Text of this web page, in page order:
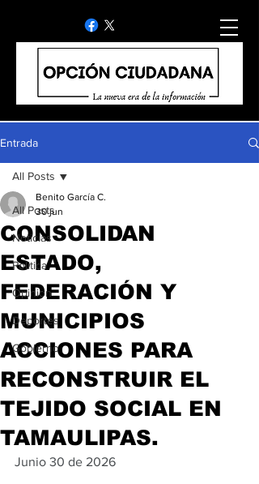
Entrada
All Posts
Noticias
Politica
Opinion
Deportes
Gobierno
All Posts
CONSOLIDAN
ESTADO,
FEDERACIÓN Y
MUNICIPIOS
ACCIONES PARA
RECONSTRUIR EL
TEJIDO SOCIAL EN
TAMAULIPAS.
Benito García C.
30 jun
Junio 30 de 2026